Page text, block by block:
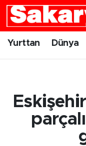
Yurttan Dünya
Yurttan
Gündem
Eskişehirspor
Eskişehir
Eskişehir
Eskişehir
Süper Lig